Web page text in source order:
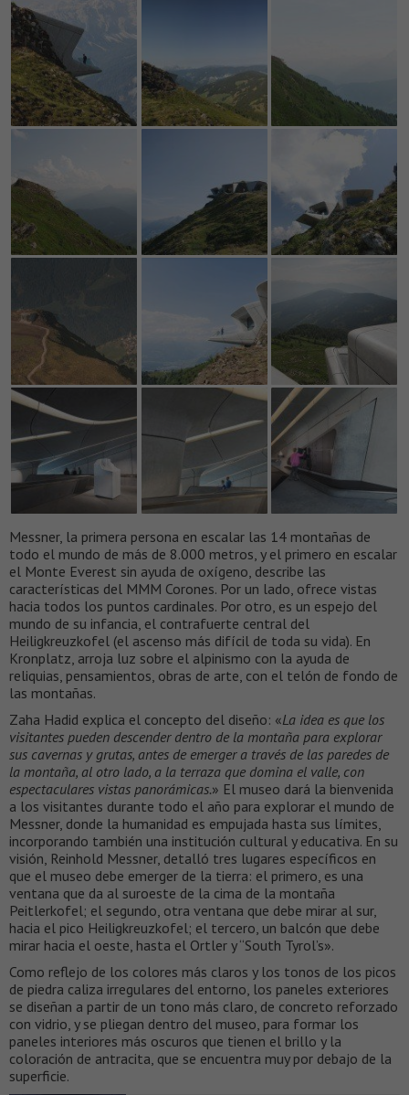
Messner, la primera persona en escalar las 14 montañas de
todo el mundo de más de 8.000 metros, y el primero en escalar
el Monte Everest sin ayuda de oxígeno, describe las
características del MMM Corones. Por un lado, ofrece vistas
hacia todos los puntos cardinales. Por otro, es un espejo del
mundo de su infancia, el contrafuerte central del
Heiligkreuzkofel (el ascenso más difícil de toda su vida). En
Kronplatz, arroja luz sobre el alpinismo con la ayuda de
reliquias, pensamientos, obras de arte, con el telón de fondo de
las montañas.
Zaha Hadid explica el concepto del diseño: «La idea es que los
visitantes pueden descender dentro de la montaña para explorar
sus cavernas y grutas, antes de emerger a través de las paredes de
la montaña, al otro lado, a la terraza que domina el valle, con
espectaculares vistas panorámicas.» El museo dará la bienvenida
a los visitantes durante todo el año para explorar el mundo de
Messner, donde la humanidad es empujada hasta sus límites,
incorporando también una institución cultural y educativa. En su
visión, Reinhold Messner, detalló tres lugares específicos en
que el museo debe emerger de la tierra: el primero, es una
ventana que da al suroeste de la cima de la montaña
Peitlerkofel; el segundo, otra ventana que debe mirar al sur,
hacia el pico Heiligkreuzkofel; el tercero, un balcón que debe
mirar hacia el oeste, hasta el Ortler y “South Tyrol’s».
Como reflejo de los colores más claros y los tonos de los picos
de piedra caliza irregulares del entorno, los paneles exteriores
se diseñan a partir de un tono más claro, de concreto reforzado
con vidrio, y se pliegan dentro del museo, para formar los
paneles interiores más oscuros que tienen el brillo y la
coloración de antracita, que se encuentra muy por debajo de la
superficie.